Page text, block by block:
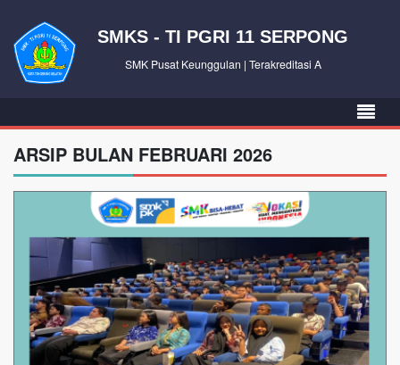
SMKS - TI PGRI 11 SERPONG
SMK Pusat Keunggulan | Terakreditasi A
ARSIP BULAN FEBRUARI 2026